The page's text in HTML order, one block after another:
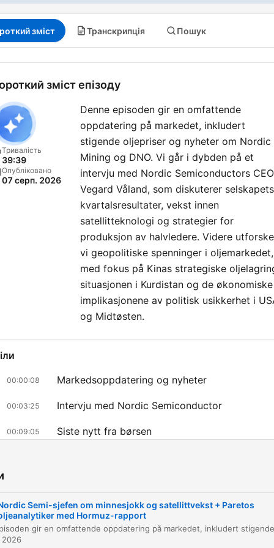
зміст Транскрипція Пошук
зміст епізоду
Тривалість
39:39
Опубліковано
07 серп. 2026
Denne episoden gir en omfattende
oppdatering på markedet, inkludert
stigende oljepriser og nyheter om Nordic
Mining og DNO. Vi går i dybden på et
intervju med Nordic Semiconductors
Vegard Våland, som diskuterer selskapets
kvartalsresultater, vekst innen
satellitteknologi og strategier for
produksjon av halvledere. Videre
vi geopolitiske spenninger i oljemarkedet,
med fokus på Kinas strategiske
situasjonen i Kurdistan og de økonomiske
implikasjonene av politisk usikkerhet i
og Midtøsten.
00:00:08 Markedsoppdatering og nyheter
00:03:25 Intervju med Nordic Semiconductor
00:09:05 Siste nytt fra børsen
на розділ, щоб перейти безпосередньо до цього моменту
моменти
Semi-sjefen om minnesjokk og satellittvekst + Paretos
med Hormuz-rapport
2026